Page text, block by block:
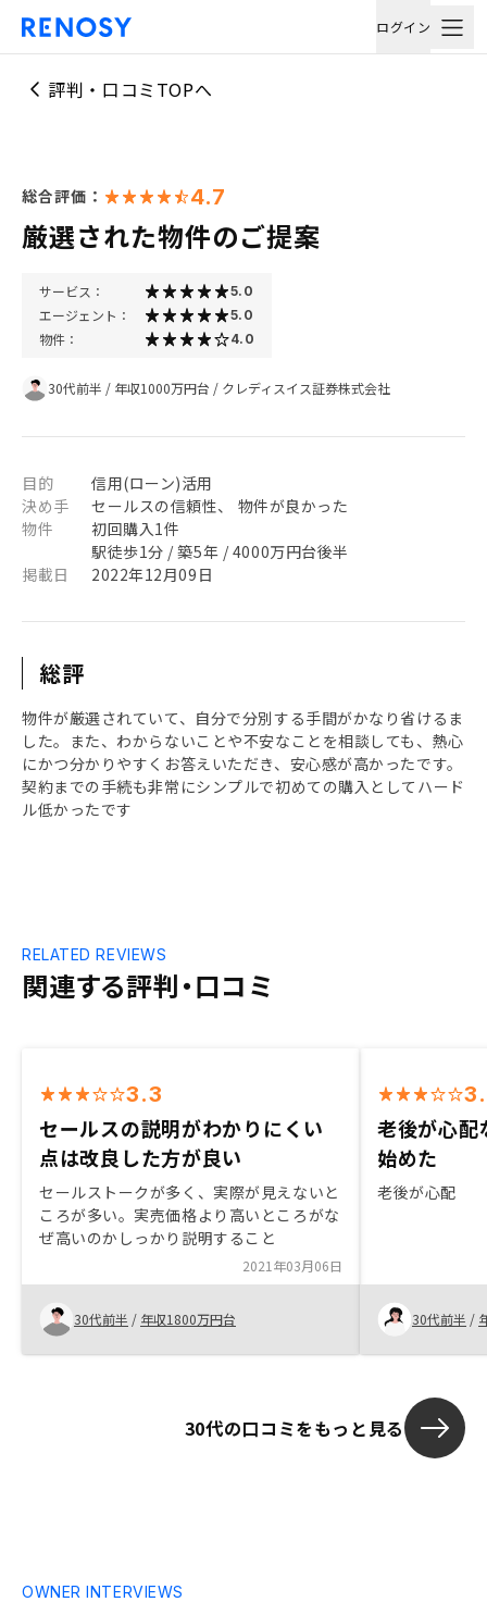
ログイン
評判・口コミTOPへ
総合評価： 4.7
厳選された物件のご提案
サービス： 5.0
エージェント： 5.0
物件： 4.0
30代前半 / 年収1000万円台 / クレディスイス証券株式会社
目的
信用(ローン)活用
決め手
セールスの信頼性、 物件が良かった
物件
初回購入1件
駅徒歩1分 / 築5年 / 4000万円台後半
掲載日
2022年12月09日
総評
物件が厳選されていて、自分で分別する手間がかなり省けるま
した。また、わからないことや不安なことを相談しても、熱心
にかつ分かりやすくお答えいただき、安心感が高かったです。
契約までの手続も非常にシンプルで初めての購入としてハード
ル低かったです
関連する評判・口コミ
RELATED REVIEWS
3.3
セールスの説明がわかりにくい
点は改良した方が良い
セールストークが多く、実際が見えないと
ころが多い。実売価格より高いところがな
ぜ高いのかしっかり説明すること
2021年03月06日
30代前半 / 年収1800万円台
老後が心配
始めた
老後が心配
30代前半 /
30代の口コミをもっと見る
OWNER INTERVIEWS